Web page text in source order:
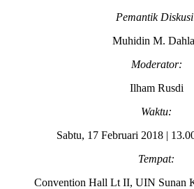
Pemantik
Muhidin M.
Moderator:
Ilham Rusdi
Waktu:
Sabtu, 17 Februari 2018 |
Tempat:
Convention Hall Lt II, UIN Sunan